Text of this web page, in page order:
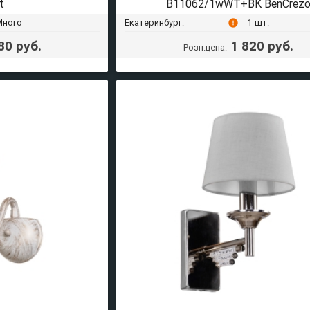
руб.
B11062/1wWT+BK BenCrezo
Екатеринбург: error 1 шт.
Розн.цена: 1 820 руб.